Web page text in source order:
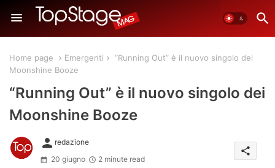
Home page Emergenti
“Running Out” è il nuovo singolo dei
Moonshine Booze
“Running Out” è il nuovo singolo dei
Moonshine Booze
person redazione
20 giugno
2 minute read
share